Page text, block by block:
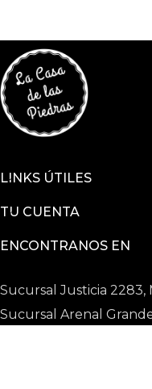
LINKS ÚTILES
TU CUENTA
ENCONTRANOS EN
Sucursal Justicia
Sucursal Arenal